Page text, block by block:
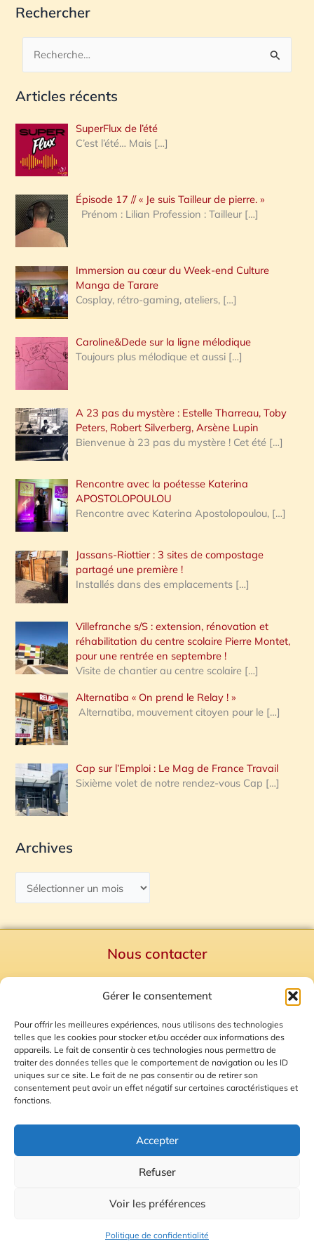
Gérer le consentement
Pour offrir les meilleures expériences, nous utilisons des technologies
telles que les cookies pour stocker et/ou accéder aux informations des
appareils. Le fait de consentir à ces technologies nous permettra de
traiter des données telles que le comportement de navigation ou les ID
uniques sur ce site. Le fait de ne pas consentir ou de retirer son
consentement peut avoir un effet négatif sur certaines caractéristiques et
fonctions.
Accepter
Refuser
Voir les préférences
Politique de confidentialité
Rechercher
c
e
r
c
h
e
:
Articles récents
SuperFlux de l’été
C’est l’été… Mais […]
Épisode 17 // « Je suis Tailleur de pierre. »
Prénom : Lilian Profession : Tailleur […]
Immersion au cœur du Week-end Culture
Manga de Tarare
Cosplay, rétro-gaming, ateliers, […]
Caroline&Dede sur la ligne mélodique
Toujours plus mélodique et aussi […]
A 23 pas du mystère : Estelle Tharreau, Toby
Peters, Robert Silverberg, Arsène Lupin
Bienvenue à 23 pas du mystère ! Cet été […]
Rencontre avec la poétesse Katerina
APOSTOLOPOULOU
Rencontre avec Katerina Apostolopoulou, […]
Jassans-Riottier : 3 sites de compostage
partagé une première !
Installés dans des emplacements […]
Villefranche s/S : extension, rénovation et
réhabilitation du centre scolaire Pierre Montet,
pour une rentrée en septembre !
Visite de chantier au centre scolaire […]
Alternatiba « On prend le Relay ! »
Alternatiba, mouvement citoyen pour le […]
Cap sur l’Emploi : Le Mag de France Travail
Sixième volet de notre rendez-vous Cap […]
Archives
Nous contacter
Mentions Légales
Plan du site
Gestion des Cookies
© 2026 Radio Calade